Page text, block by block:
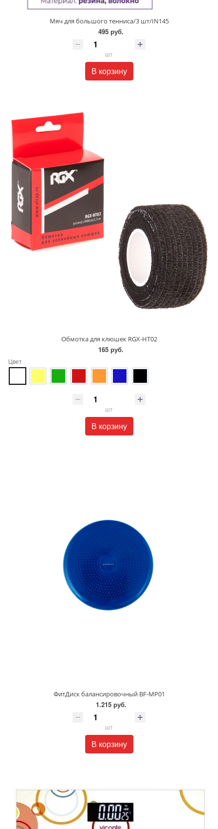
Мяч для большого тенниса/3 шт/IN145
495 руб.
шт
В корзину
Обмотка для клюшек RGX-HT02
165 руб.
Цвет
шт
В корзину
ФитДиск балансировочный BF-MP01
1.215 руб.
шт
В корзину